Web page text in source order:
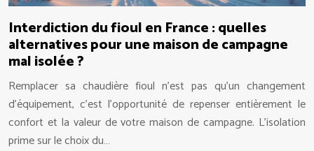
Interdiction du fioul en France : quelles
alternatives pour une maison de campagne
mal isolée ?
Remplacer sa chaudière fioul n’est pas qu’un changement
d’équipement, c’est l’opportunité de repenser entièrement le
confort et la valeur de votre maison de campagne. L’isolation
prime sur le choix du…